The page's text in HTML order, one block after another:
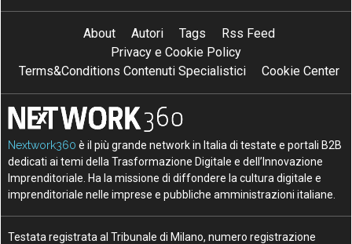
About Autori Tags
Rss Feed
Privacy e Cookie Policy
Terms&Conditions Contenuti Specialistici
Cookie Center
Nextwork360 è il più grande network in Italia di testate e portali B2B
dedicati ai temi della Trasformazione Digitale e dell’Innovazione
Imprenditoriale. Ha la missione di diffondere la cultura digitale e
imprenditoriale nelle imprese e pubbliche amministrazioni italiane.
Testata registrata al Tribunale di Milano, numero registrazione